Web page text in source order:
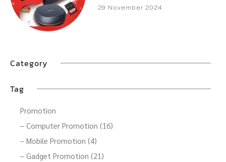
ดิจิตอล เปิดลิสต์สตอเรจ
ประสิทธิภาพสูงที่พร้อมเสริ์ฟทุก
29 November 2024
Category
Tag
Promotion
– Computer Promotion (16)
– Mobile Promotion (4)
– Gadget Promotion (21)